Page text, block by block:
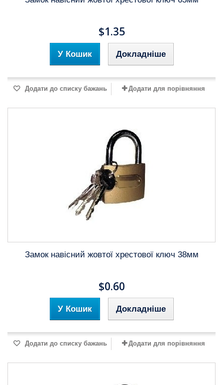
$1.35
У Кошик Докладніше
Додати до списку бажань Додати для порівняння
Замок навісний жовтої хрестової ключ 38мм
$0.60
У Кошик Докладніше
Додати до списку бажань Додати для порівняння